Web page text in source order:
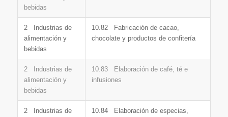
bebidas
2 Industrias de
alimentación y
bebidas
10.82 Fabricación de cacao,
chocolate y productos de confitería
2 Industrias de
alimentación y
bebidas
10.83 Elaboración de café, té e
infusiones
2 Industrias de
10.84 Elaboración de especias,